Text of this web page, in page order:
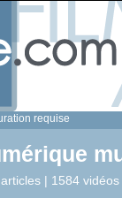
requise
| 1584